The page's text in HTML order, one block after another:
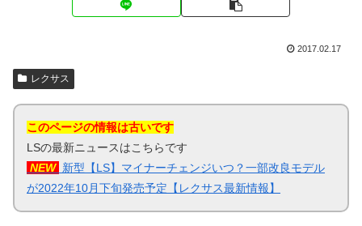
2017.02.17
レクサス
このページの情報は古いです
LSの最新ニュースはこちらです
NEW 新型【LS】マイナーチェンジいつ？一部改良モデル
が2022年10月下旬発売予定【レクサス最新情報】